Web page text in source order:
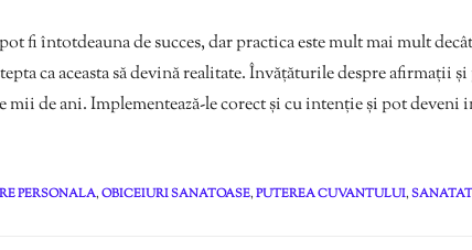
fi întotdeauna de succes, dar practica este mult mai mult
ca aceasta să devină realitate. Învățăturile despre afirmații
mii de ani. Implementează-le corect și cu intenție și pot deveni
PERSONALA,OBICEIURI SANATOASE,PUTEREA CUVANTULUI,